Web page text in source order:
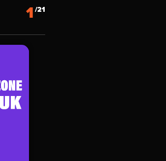
1/21